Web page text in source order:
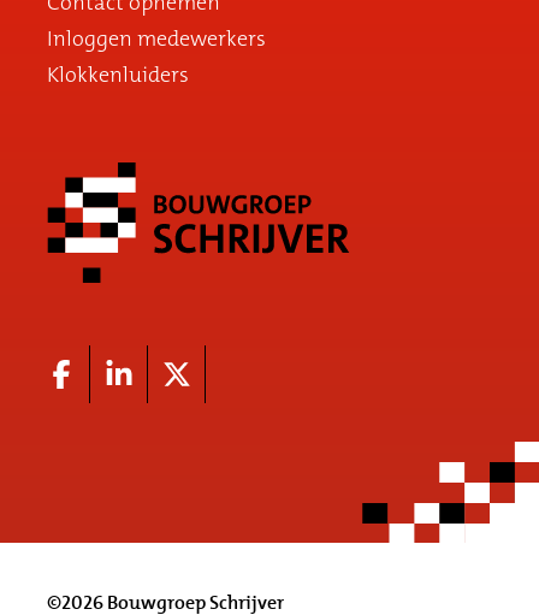
Inloggen medewerkers
Klokkenluiders
©2026 Bouwgroep Schrijver